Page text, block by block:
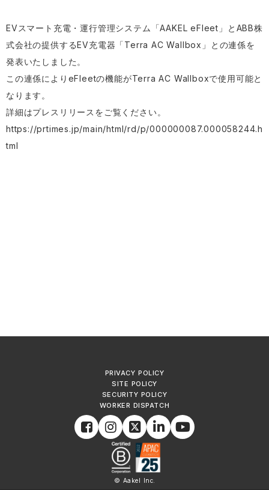
EVスマート充電・運行管理システム「AAKEL eFleet」とABB株
式会社の提供するEV充電器「Terra AC Wallbox」との連係を
発表いたしました。
この連係によりeFleetの機能がTerra AC Wallboxで使用可能と
なります。
詳細はプレスリリースをご覧ください。
https://prtimes.jp/main/html/rd/p/000000087.000058244.h
tml
PRIVACY POLICY
SITE POLICY
SECURITY POLICY
WORKER DISPATCH
© Aakel Inc.